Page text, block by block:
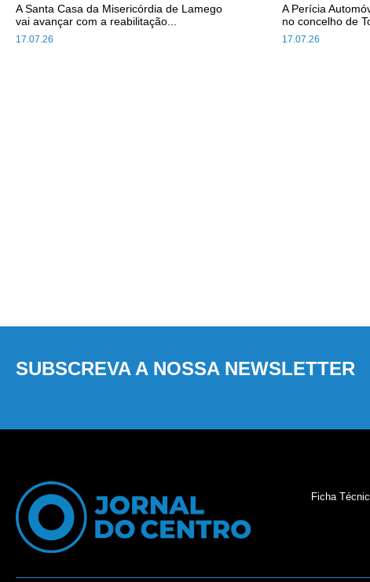
17.07.26
A Santa Casa da Misericórdia de Lamego
vai avançar com a reabilitação...
17.07.26
A Perícia
no concelho de
SUBSCREVA A NOSSA NEWSLETTER
Ficha